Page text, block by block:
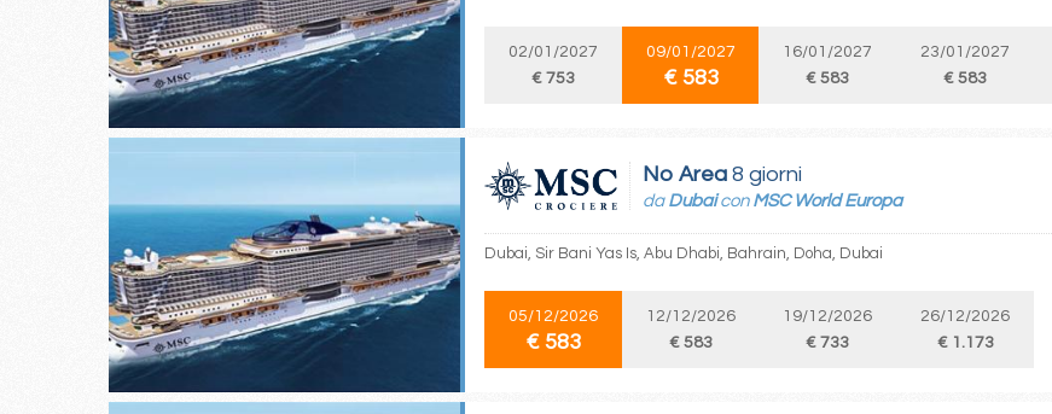
02/01/2027
€ 753
09/01/2027
€ 583
16/01/2027
€ 583
23/01/2027
€ 583
No Area 8 giorni
da Dubaicon MSC World Europa
Dubai, Sir Bani Yas Is, Abu Dhabi, Bahrain, Doha, Dubai
05/12/2026
€ 583
12/12/2026
€ 583
19/12/2026
€ 733
26/12/2026
€ 1.173